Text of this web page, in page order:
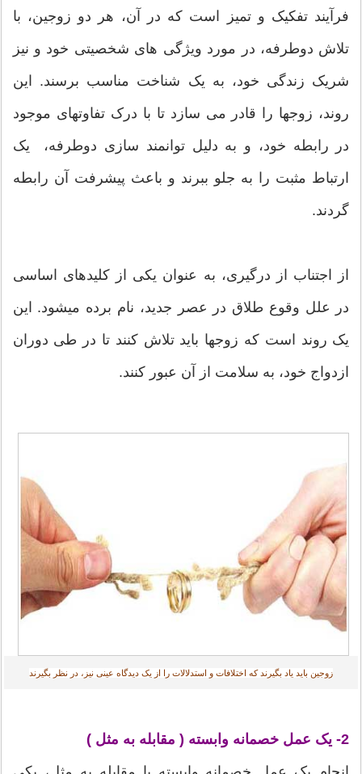
فرآیند تفکیک و تمیز است که در آن، هر دو زوجین، با
تلاش دوطرفه، در مورد ویژگی های شخصیتی خود و نیز
شریک زندگی خود، به یک شناخت مناسب برسند. این
روند، زوجها را قادر می سازد تا با درک تفاوتهای موجود
در رابطه خود، و به دلیل توانمند سازی دوطرفه، یک
ارتباط مثبت را به جلو ببرند و باعث پیشرفت آن رابطه
گردند.
از اجتناب از درگیری، به عنوان یکی از کلیدهای اساسی
در علل وقوع طلاق در عصر جدید، نام برده میشود. این
یک روند است که زوجها باید تلاش کنند تا در طی دوران
ازدواج خود، به سلامت از آن عبور کنند.
زوجین باید یاد بگیرند که اختلافات و استدلالات را از یک دیدگاه عینی نیز، در نظر بگیرند
2- یک عمل خصمانه وابسته ( مقابله به مثل )